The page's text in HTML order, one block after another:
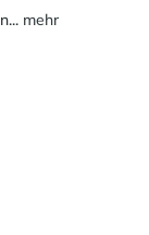
mehr